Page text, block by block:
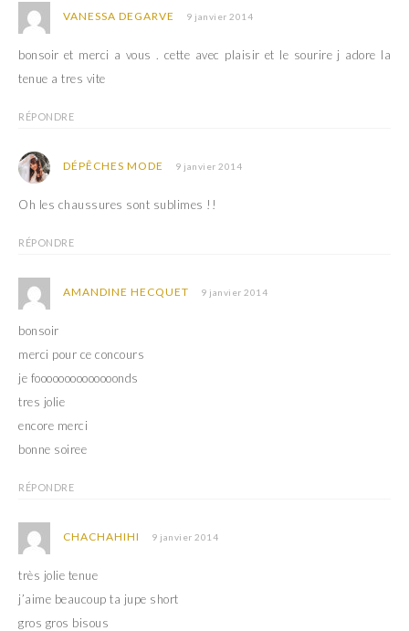
VANESSA DEGARVE 9 janvier 2014
bonsoir et merci a vous . cette avec plaisir et le sourire j adore la
tenue a tres vite
RÉPONDRE
DÉPÊCHES MODE 9 janvier 2014
Oh les chaussures sont sublimes !!
RÉPONDRE
AMANDINE HECQUET 9 janvier 2014
bonsoir
merci pour ce concours
je foooooooooooooonds
tres jolie
encore merci
bonne soiree
RÉPONDRE
CHACHAHIHI 9 janvier 2014
très jolie tenue
j’aime beaucoup ta jupe short
gros gros bisous